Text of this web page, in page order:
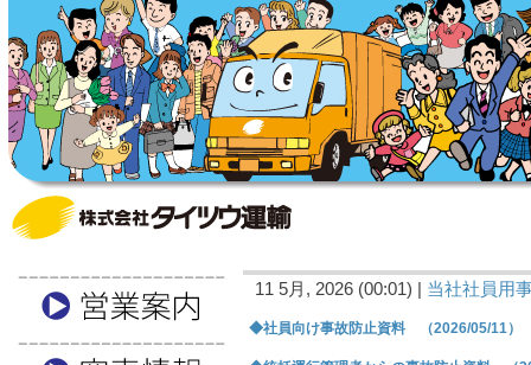
11 5月, 2026 (00:01) | 当社社員用
◆社員向け事故防止資料 （2026/05/11）